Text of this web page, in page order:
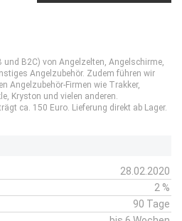
und B2C) von Angelzelten, Angelschirme,
Angelzubehör. Zudem führen wir
Angelzubehör-Firmen wie Trakker,
Kryston und vielen anderen.
ca. 150 Euro. Lieferung direkt ab Lager.
28.02.2020
2 %
90 Tage